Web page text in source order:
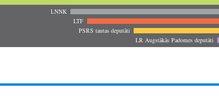
LNNK
LTF
PSRS tautas deputāti
LR Augstākās Padomes deputāti